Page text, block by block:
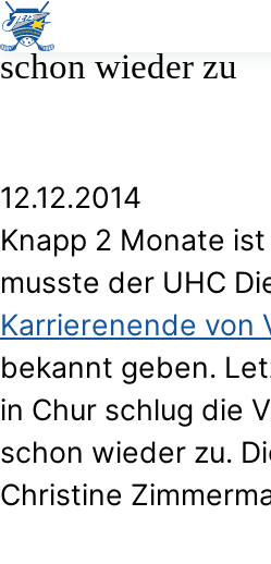
Die
schon wieder zu
12.12.2014
Knapp 2 Monate
musste der UHC
Karrierenende von
bekannt geben.
in Chur schlug die
schon wieder zu.
Christine